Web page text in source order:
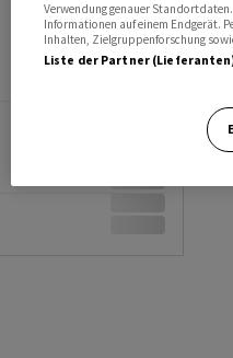
Vortag
Verwendung genauer
Informationen auf einem Endgerät.
Inhalten, Zielgruppenforschung
Liste der Partner